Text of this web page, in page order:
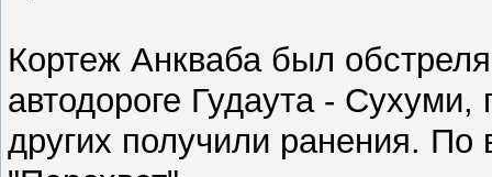
Кортеж Анкваба был
автодороге Гудаута - Сухуми,
других получили ранения.